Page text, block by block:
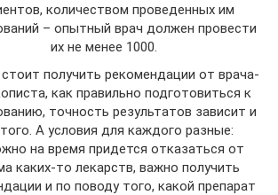
количеством проведенных им
– опытный врач должен провести
их не менее 1000.
получить рекомендации от врача-
как правильно подготовиться к
точность результатов зависит и
А условия для каждого разные:
на время придется отказаться от
каких-то лекарств, важно получить
и по поводу того, какой препарат